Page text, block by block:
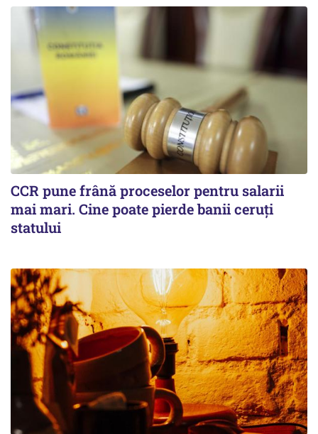
CCR pune frână proceselor pentru salarii
mai mari. Cine poate pierde banii ceruți
statului